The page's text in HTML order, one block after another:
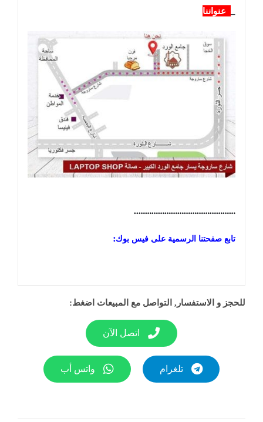
عنواننا
………………………………………..
تابع صفحتنا الرسمية على فيس بوك:
للحجز و الاستفسار, التواصل مع المبيعات اضغط:
اتصل الآن
تلغرام واتس أب